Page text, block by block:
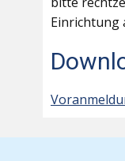
Einrichtung